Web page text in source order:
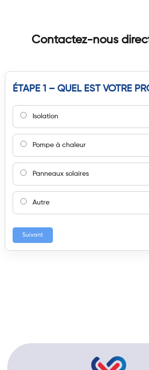
Contactez-nous
ÉTAPE 1 – QUEL EST VOTRE
Isolation
Pompe à chaleur
Panneaux solaires
Autre
Suivant